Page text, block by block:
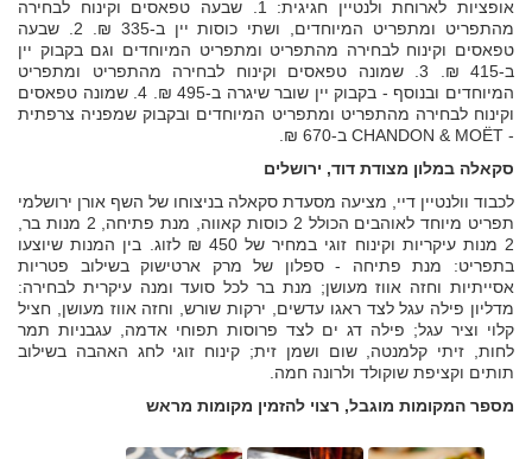
אופציות לארוחת ולנטיין חגיגית: 1. שבעה טפאסים וקינוח לבחירה
מהתפריט ומתפריט המיוחדים, ושתי כוסות יין ב-335 ₪. 2. שבעה
טפאסים וקינוח לבחירה מהתפריט ומתפריט המיוחדים וגם בקבוק יין
ב-415 ₪. 3. שמונה טפאסים וקינוח לבחירה מהתפריט ומתפריט
המיוחדים ובנוסף - בקבוק יין שובר שיגרה ב-495 ₪. 4. שמונה טפאסים
וקינוח לבחירה מהתפריט ומתפריט המיוחדים ובקבוק שמפניה צרפתית
- CHANDON & MOËT ב-670 ₪.
סקאלה במלון מצודת דוד, ירושלים
לכבוד וולנטיין דיי, מציעה מסעדת סקאלה בניצוחו של השף אורן ירושלמי
תפריט מיוחד לאוהבים הכולל 2 כוסות קאווה, מנת פתיחה, 2 מנות בר,
2 מנות עיקריות וקינוח זוגי במחיר של 450 ₪ לזוג. בין המנות שיוצעו
בתפריט: מנת פתיחה - ספלון של מרק ארטישוק בשילוב פטריות
אסייתיות וחזה אווז מעושן; מנת בר לכל סועד ומנה עיקרית לבחירה:
מדליון פילה עגל לצד ראגו עדשים, ירקות שורש, וחזה אווז מעושן, חציל
קלוי וציר עגל; פילה דג ים לצד פרוסות תפוחי אדמה, עגבניות תמר
לחות, זיתי קלמנטה, שום ושמן זית; קינוח זוגי לחג האהבה בשילוב
תותים וקציפת שוקולד ולרונה חמה.
מספר המקומות מוגבל, רצוי להזמין מקומות מראש